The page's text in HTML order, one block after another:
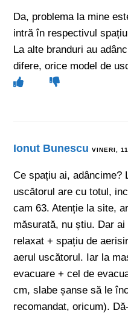
Da, problema la mine
intră în respectivul
La alte branduri au
difere, orice model de
Ionut Bunescu VINERI,
Ce spațiu ai, adâncime?
uscătorul are cu totul,
cam 63. Atenție la site,
măsurată, nu știu. Dar
relaxat + spațiu de
aerul uscătorul. Iar la
evacuare + cel de
cm, slabe șanse să le
recomandat, oricum).